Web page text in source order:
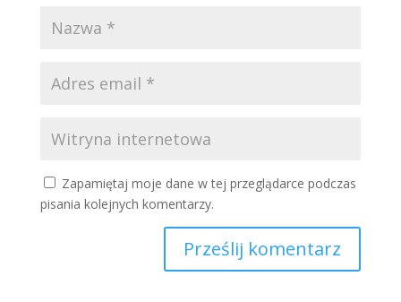
Zapamiętaj moje dane w tej przeglądarce podczas
pisania kolejnych komentarzy.